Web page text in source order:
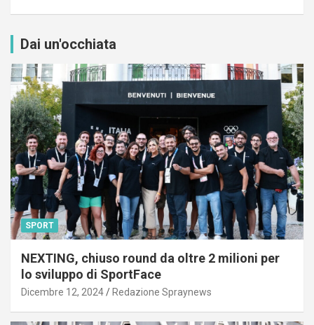
Dai un'occhiata
SPORT
NEXTING, chiuso round da oltre 2 milioni per
lo sviluppo di SportFace
Dicembre 12, 2024 Redazione Spraynews